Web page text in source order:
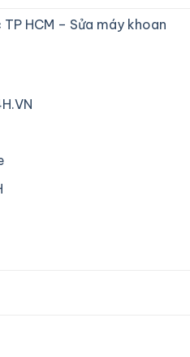
HCM – Sửa máy khoan